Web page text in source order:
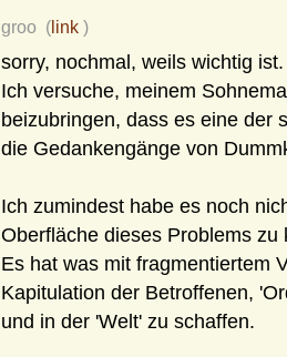
groo (link )
sorry, nochmal, weils wichtig ist.
Ich versuche, meinem
beizubringen, dass es eine der
die Gedankengänge von
Ich zumindest habe es noch
Oberfläche dieses Problems zu
Es hat was mit fragmentiertem
Kapitulation der Betroffenen,
und in der 'Welt' zu schaffen.